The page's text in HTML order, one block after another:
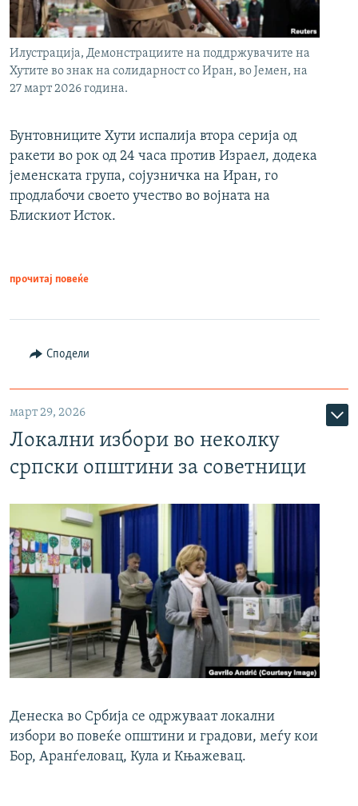
Илустрација, Демонстрациите на поддржувачите на
Хутите во знак на солидарност со Иран, во Јемен, на
27 март 2026 година.
Бунтовниците Хути испалија втора серија од
ракети во рок од 24 часа против Израел, додека
јеменската група, сојузничка на Иран, го
продлабочи своето учество во војната на
Блискиот Исток.
прочитај повеќе
Сподели
март 29, 2026
Локални избори во неколку
српски општини за советници
Денеска во Србија се одржуваат локални
избори во повеќе општини и градови, меѓу кои
Бор, Аранѓеловац, Кула и Књажевац.